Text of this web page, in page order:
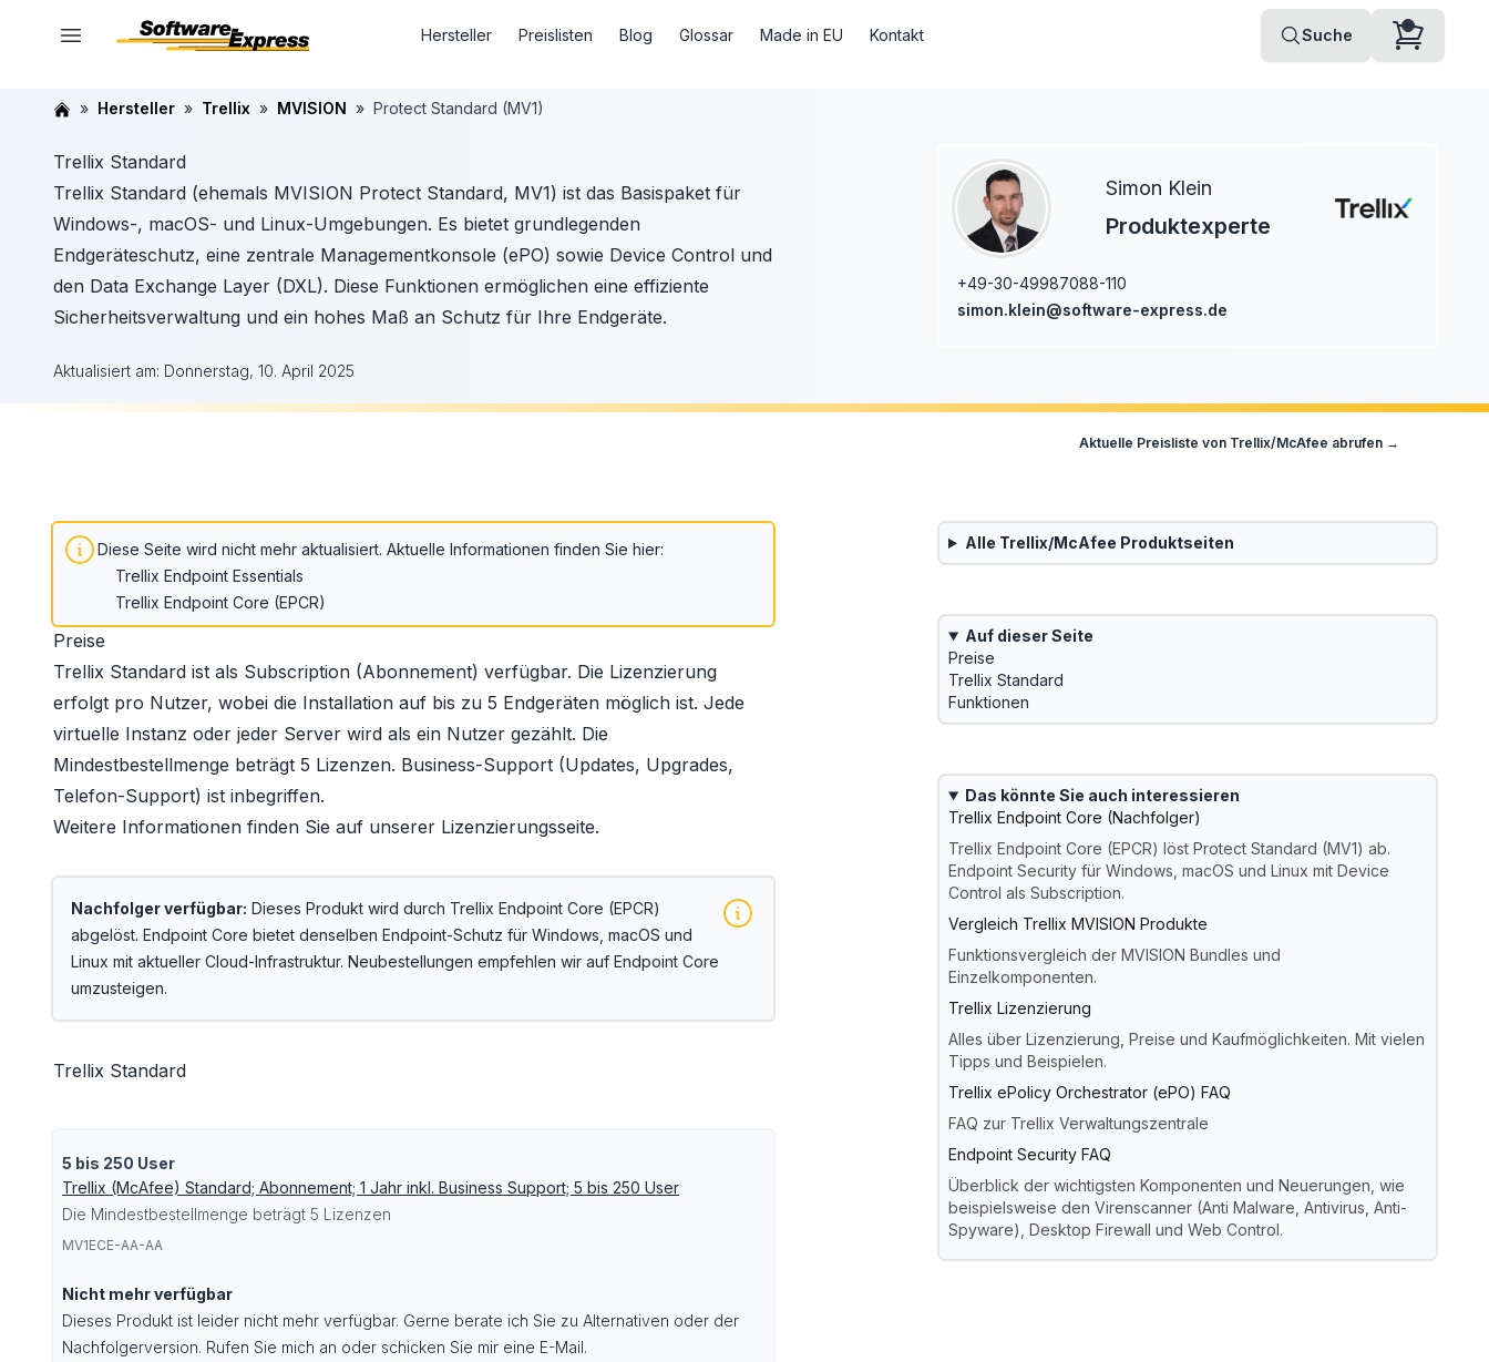
Hersteller Preislisten Blog Glossar Made in EU Kontakt Suche
Hersteller Trellix MVISION Protect Standard (MV1)
Trellix Standard
Trellix Standard (ehemals MVISION Protect Standard, MV1) ist das Basispaket für
Windows-, macOS- und Linux-Umgebungen. Es bietet grundlegenden
Endgeräteschutz, eine zentrale Managementkonsole (ePO) sowie Device Control und
den Data Exchange Layer (DXL). Diese Funktionen ermöglichen eine effiziente
Sicherheitsverwaltung und ein hohes Maß an Schutz für Ihre Endgeräte.
Simon Klein
Produktexperte
+49-30-49987088-110
simon.klein@software-express.de
Aktualisiert am: Donnerstag, 10. April 2025
Aktuelle Preisliste von Trellix/McAfee abrufen →
Diese Seite wird nicht mehr aktualisiert. Aktuelle Informationen finden Sie hier:
Trellix Endpoint Essentials
Trellix Endpoint Core (EPCR)
Preise
Trellix Standard ist als Subscription (Abonnement) verfügbar. Die Lizenzierung
erfolgt pro Nutzer, wobei die Installation auf bis zu 5 Endgeräten möglich ist. Jede
virtuelle Instanz oder jeder Server wird als ein Nutzer gezählt. Die
Mindestbestellmenge beträgt 5 Lizenzen. Business-Support (Updates, Upgrades,
Telefon-Support) ist inbegriffen.
Weitere Informationen finden Sie auf unserer Lizenzierungsseite.
Nachfolger verfügbar: Dieses Produkt wird durch Trellix Endpoint Core (EPCR)
abgelöst. Endpoint Core bietet denselben Endpoint-Schutz für Windows, macOS und
Linux mit aktueller Cloud-Infrastruktur. Neubestellungen empfehlen wir auf Endpoint Core
umzusteigen.
Trellix Standard
5 bis 250 User
Trellix (McAfee) Standard; Abonnement; 1 Jahr inkl. Business Support; 5 bis 250 User
Die Mindestbestellmenge beträgt 5 Lizenzen
MV1ECE-AA-AA
Nicht mehr verfügbar
Dieses Produkt ist leider nicht mehr verfügbar. Gerne berate ich Sie zu Alternativen oder der
Nachfolgerversion. Rufen Sie mich an oder schicken Sie mir eine E-Mail.
Alle Trellix/McAfee Produktseiten
Auf dieser Seite
Preise
Trellix Standard
Funktionen
Das könnte Sie auch interessieren
Trellix Endpoint Core (Nachfolger)
Trellix Endpoint Core (EPCR) löst Protect Standard (MV1) ab.
Endpoint Security für Windows, macOS und Linux mit Device
Control als Subscription.
Vergleich Trellix MVISION Produkte
Funktionsvergleich der MVISION Bundles und
Einzelkomponenten.
Trellix Lizenzierung
Alles über Lizenzierung, Preise und Kaufmöglichkeiten. Mit vielen
Tipps und Beispielen.
Trellix ePolicy Orchestrator (ePO) FAQ
FAQ zur Trellix Verwaltungszentrale
Endpoint Security FAQ
Überblick der wichtigsten Komponenten und Neuerungen, wie
beispielsweise den Virenscanner (Anti Malware, Antivirus, Anti-
Spyware), Desktop Firewall und Web Control.